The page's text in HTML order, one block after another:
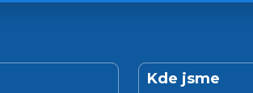
Kde jsme